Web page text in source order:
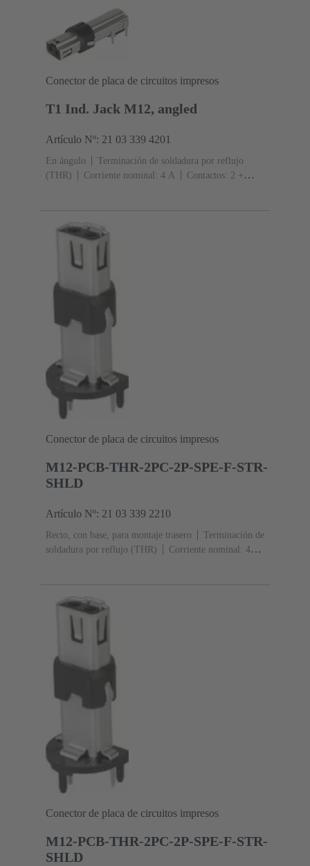
Conector de placa de circuitos impresos
T1 Ind. Jack M12, angled
Artículo Nº: 21 03 339 4201
En ángulo
Terminación de soldadura por reflujo
(THR)
Corriente nominal: ‌4 A
Contactos: 2 +
Conector de placa de circuitos impresos
M12-PCB-THR-2PC-2P-SPE-F-STR-
SHLD
Artículo Nº: 21 03 339 2210
Recto, con base, para montaje trasero
Terminación de
soldadura por reflujo (THR)
Corriente nominal: ‌4
Conector de placa de circuitos impresos
M12-PCB-THR-2PC-2P-SPE-F-STR-
SHLD